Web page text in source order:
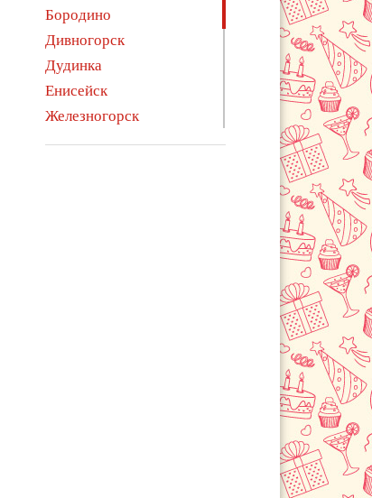
Бородино
Дивногорск
Дудинка
Енисейск
Железногорск
Зеленогорск